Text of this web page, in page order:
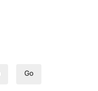
Go